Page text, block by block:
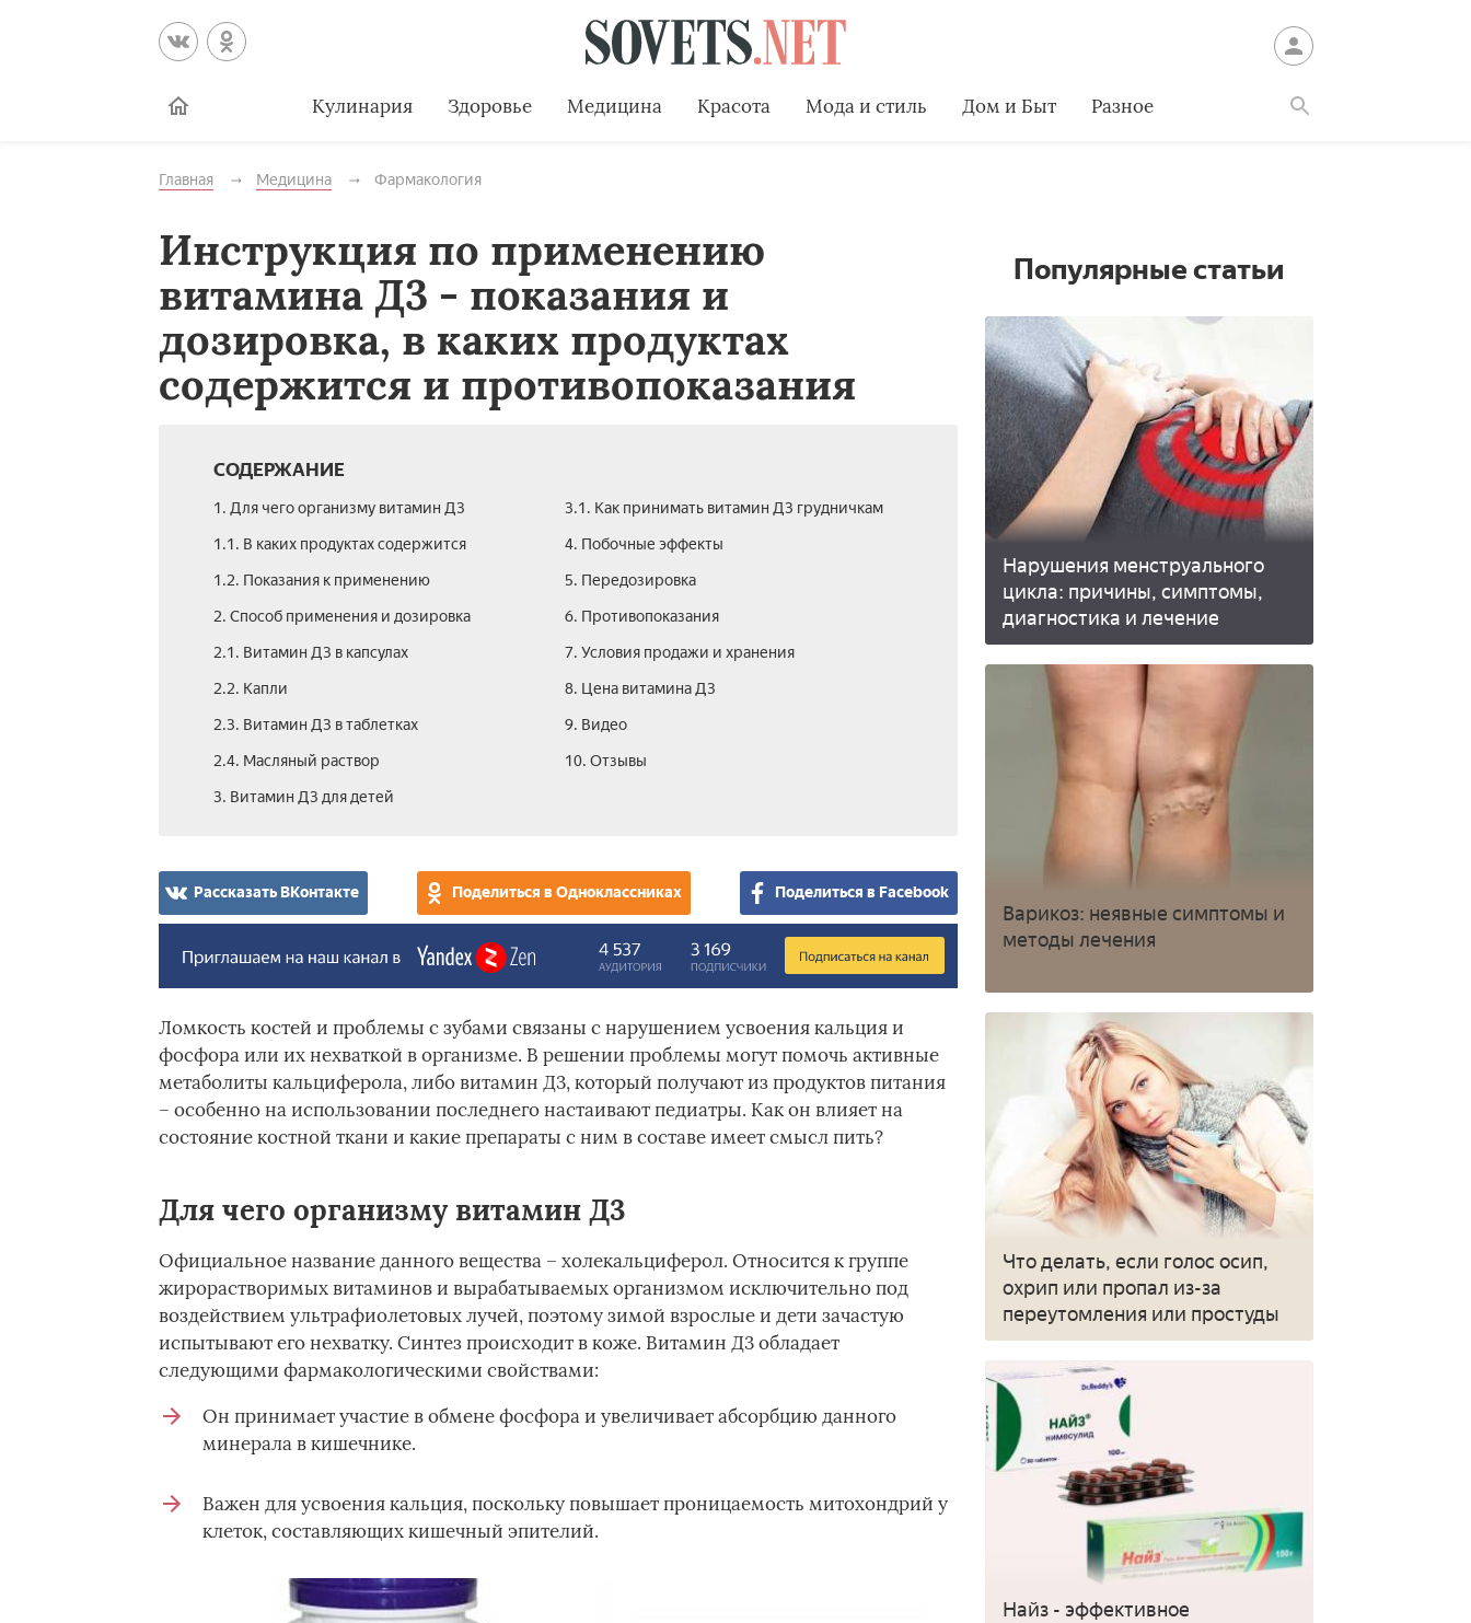
Кулинария Здоровье Медицина Красота Мода и стиль Дом и Быт Разное
Главная Медицина Фармакология
Инструкция по применению
витамина Д3 - показания и
дозировка, в каких продуктах
содержится и противопоказания
СОДЕРЖАНИЕ
1. Для чего организму витамин Д3
1.1. В каких продуктах содержится
1.2. Показания к применению
2. Способ применения и дозировка
2.1. Витамин Д3 в капсулах
2.2. Капли
2.3. Витамин Д3 в таблетках
2.4. Масляный раствор
3. Витамин Д3 для детей
3.1. Как принимать витамин Д3 грудничкам
4. Побочные эффекты
5. Передозировка
6. Противопоказания
7. Условия продажи и хранения
8. Цена витамина Д3
9. Видео
10. Отзывы
Рассказать ВКонтакте Поделиться в Одноклассниках Поделиться в Facebook
Ломкость костей и проблемы с зубами связаны с нарушением усвоения кальция и
фосфора или их нехваткой в организме. В решении проблемы могут помочь активные
метаболиты кальциферола, либо витамин Д3, который получают из продуктов питания
– особенно на использовании последнего настаивают педиатры. Как он влияет на
состояние костной ткани и какие препараты с ним в составе имеет смысл пить?
Для чего организму витамин Д3
Официальное название данного вещества – холекальциферол. Относится к группе
жирорастворимых витаминов и вырабатываемых организмом исключительно под
воздействием ультрафиолетовых лучей, поэтому зимой взрослые и дети зачастую
испытывают его нехватку. Синтез происходит в коже. Витамин Д3 обладает
следующими фармакологическими свойствами:
Он принимает участие в обмене фосфора и увеличивает абсорбцию данного
минерала в кишечнике.
Важен для усвоения кальция, поскольку повышает проницаемость митохондрий у
клеток, составляющих кишечный эпителий.
Популярные статьи
Нарушения менструального
цикла: причины, симптомы,
диагностика и лечение
Варикоз: неявные симптомы и
методы лечения
Что делать, если голос осип,
охрип или пропал из-за
переутомления или простуды
Найз - эффективное